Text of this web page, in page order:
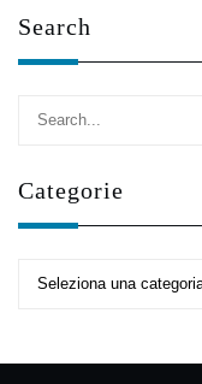
Search
Categorie